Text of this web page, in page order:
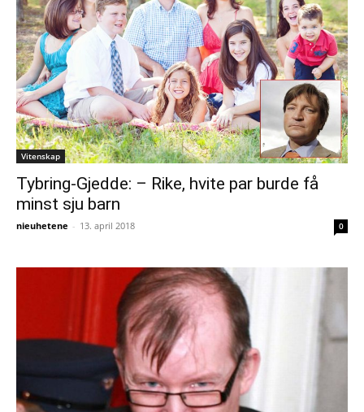
Vitenskap
Tybring-Gjedde: – Rike, hvite par burde få
minst sju barn
nieuhetene - 13. april 2018 0